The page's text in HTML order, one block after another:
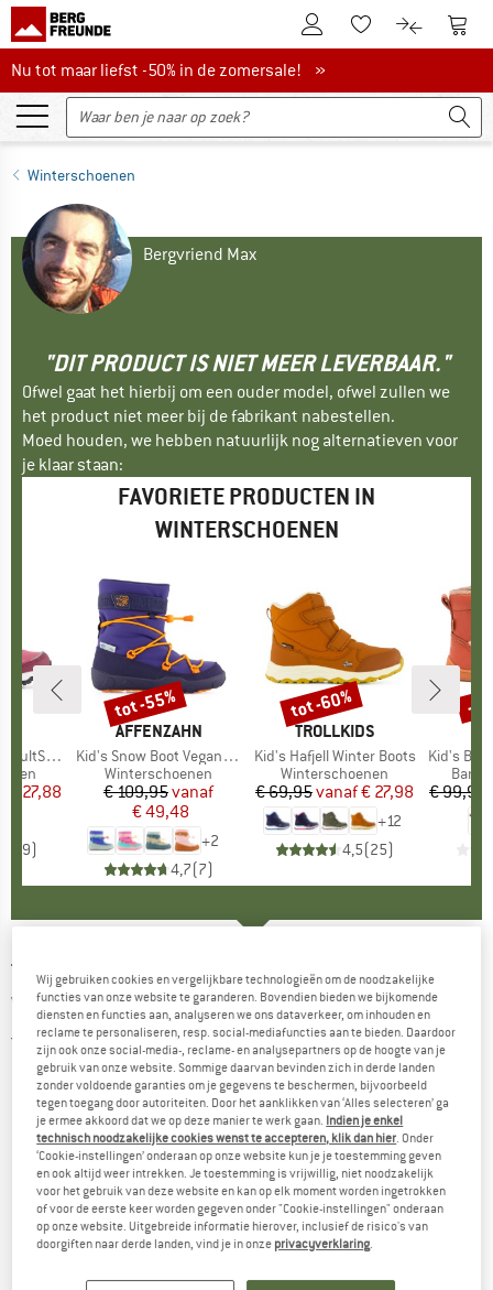
De klantenaccount
Naar deNaar de
Nu tot maar liefst -50% in de zomersale!
Nu tot maar liefst -50% in de zomersale! »
Winterschoenen
Bergvriend Max
"DIT PRODUCT IS NIET MEER LEVERBAAR."
Ofwel gaat het hierbij om een ouder model, ofwel zullen we
het product niet meer bij de fabrikant nabestellen.
Moed houden, we hebben natuurlijk nog alternatieven voor
je klaar staan:
FAVORIETE PRODUCTEN IN
WINTERSCHOENEN
WP Boots
prijs
€ 27,88
9)
MERK
AFFENZAHN
Artikel
Kid's Snow Boot Vegan Snowy
Productgroep
Winterschoenen
Prijs
€ 109,95Verlaagde prijs
vanaf
€ 49,48
+2
4,7(7)
Korting
tot -55%
MERK
TROLLKIDS
Artikel
Kid's Hafjell Winter Boots
Productgroep
Winterschoenen
Prijs
€ 69,95 Verlaagde prijs
vanaf€ 27,98
+12
4,5(25)
Korting
tot -60%
Artikel
Kid's
€ 99,95
-
THE NORTH FACE - Nuptse Apres Bootie -
Winterschoenen
4,0(1)
Wij gebruiken cookies en vergelijkbare technologieën om de noodzakelijke
functies van onze website te garanderen. Bovendien bieden we bijkomende
diensten en functies aan, analyseren we ons dataverkeer, om inhouden en
reclame te personaliseren, resp. social-mediafuncties aan te bieden. Daardoor
zijn ook onze social-media-, reclame- en analysepartners op de hoogte van je
gebruik van onze website. Sommige daarvan bevinden zich in derde landen
zonder voldoende garanties om je gegevens te beschermen, bijvoorbeeld
tegen toegang door autoriteiten. Door het aanklikken van ‘Alles selecteren’ ga
je ermee akkoord dat we op deze manier te werk gaan. Indien je enkel
technisch noodzakelijke cookies wenst te accepteren, klik dan hier . Onder
‘Cookie-instellingen’ onderaan op onze website kun je je toestemming geven
en ook altijd weer intrekken. Je toestemming is vrijwillig, niet noodzakelijk
voor het gebruik van deze website en kan op elk moment worden ingetrokken
of voor de eerste keer worden gegeven onder "Cookie-instellingen" onderaan
op onze website. Uitgebreide informatie hierover, inclusief de risico's van
doorgiften naar derde landen, vind je in onze privacyverklaring